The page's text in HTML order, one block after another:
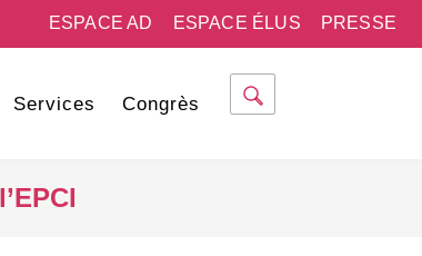
PRESSE
ESPACE ÉLUS
ESPACE AD
Services Congrès